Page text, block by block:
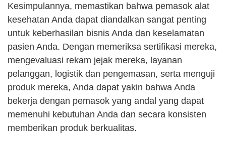
Kesimpulannya, memastikan bahwa pemasok alat
kesehatan Anda dapat diandalkan sangat penting
untuk keberhasilan bisnis Anda dan keselamatan
pasien Anda. Dengan memeriksa sertifikasi mereka,
mengevaluasi rekam jejak mereka, layanan
pelanggan, logistik dan pengemasan, serta menguji
produk mereka, Anda dapat yakin bahwa Anda
bekerja dengan pemasok yang andal yang dapat
memenuhi kebutuhan Anda dan secara konsisten
memberikan produk berkualitas.